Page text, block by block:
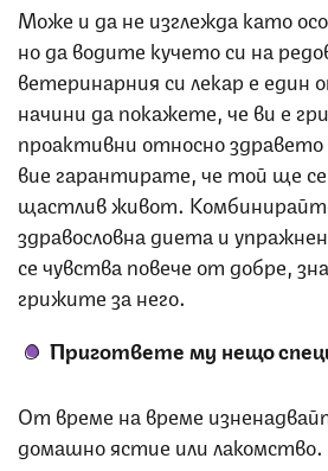
Може и да не изглежда като
но да водите кучето си на
ветеринарния си лекар е
начини да покажете, че ви е
проактивни относно здравето
вие гарантирате, че той ще се
щастлив живот.
здравословна диета и
се чувства повече от добре,
грижите за него.
Пригответе му нещо
От време на време
домашно ястие или